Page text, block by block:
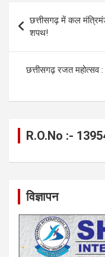
o
o
k
g A
p
p
navigation
छत्तीसगढ़ में कल
शपथ!
छत्तीसगढ़ रजत महोत्सव :
R.O.No :-
विज्ञापन